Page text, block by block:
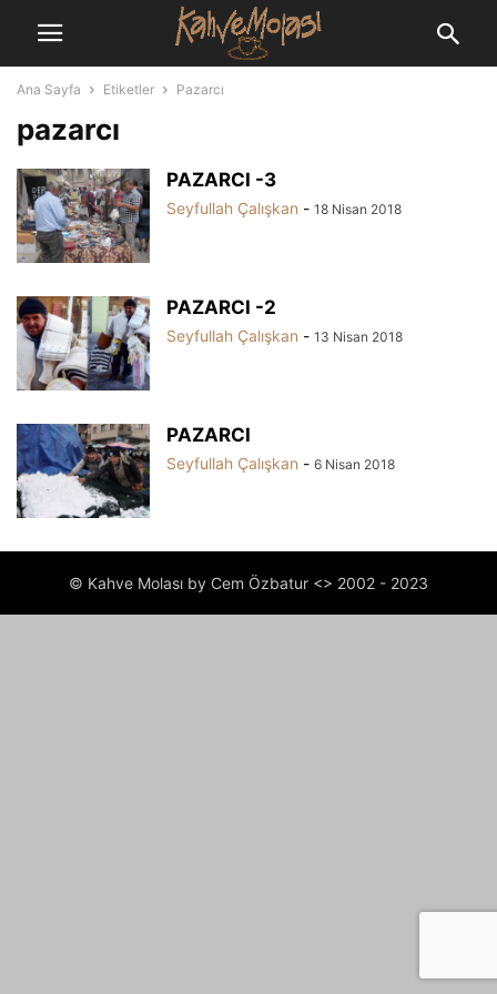
Ana Sayfa Etiketler Pazarcı
pazarcı
PAZARCI -3
Seyfullah Çalışkan - 18 Nisan 2018
PAZARCI -2
Seyfullah Çalışkan - 13 Nisan 2018
PAZARCI
Seyfullah Çalışkan - 6 Nisan 2018
© Kahve Molası by Cem Özbatur <> 2002 - 2023